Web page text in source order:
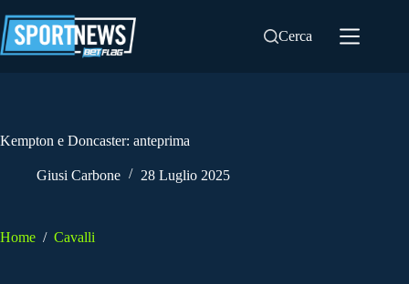
al
contenuto
Cerca
Kempton e Doncaster: anteprima
Giusi Carbone 28 Luglio 2025
Home / Cavalli